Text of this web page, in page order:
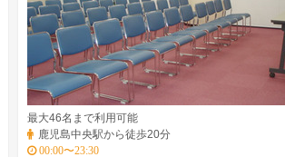
最大46名まで利用可能
鹿児島中央駅から徒歩20分
00:00〜23:30